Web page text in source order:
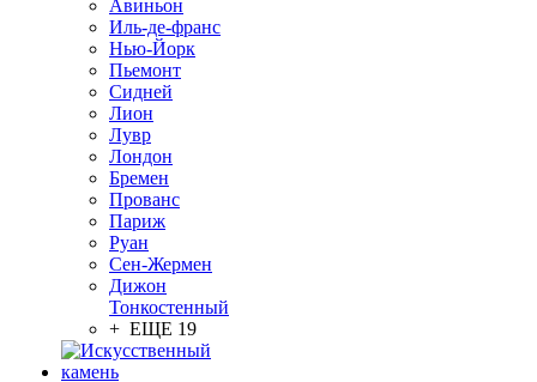
Авиньон
Иль-де-франс
Нью-Йорк
Пьемонт
Сидней
Лион
Лувр
Лондон
Бремен
Прованс
Париж
Руан
Сен-Жермен
Дижон
Тонкостенный
+ ЕЩЕ 19